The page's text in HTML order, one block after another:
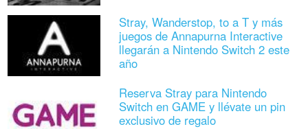
Stray, Wanderstop, to a T y más
juegos de Annapurna Interactive
llegarán a Nintendo Switch 2 este
año
Reserva Stray para Nintendo
Switch en GAME y llévate un pin
exclusivo de regalo